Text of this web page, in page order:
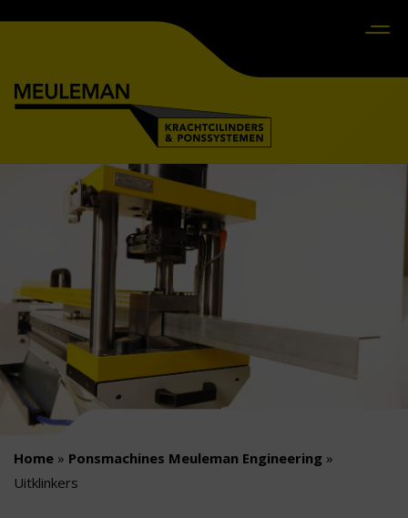
Home » Ponsmachines Meuleman Engineering »
Uitklinkers